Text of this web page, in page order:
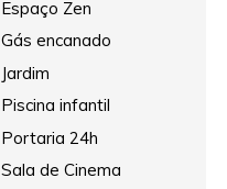
Espaço Zen
Gás encanado
Jardim
Piscina infantil
Portaria 24h
Sala de Cinema